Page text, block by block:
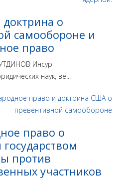
доктрина o
самообороне и
право
Инсур
наук, ве...
право о
против
участников